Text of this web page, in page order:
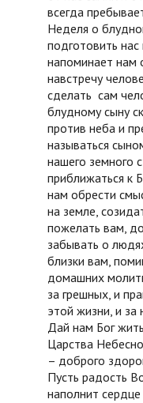
всегда
Неделя о
подготовить
напоминает нам
навстречу
сделать сам
блудному сыну
против неба и
называться
нашего земного
приближаться к
нам обрести
на земле,
пожелать вам,
забывать о
близки вам,
домашних
за грешных, и
этой жизни, и за
Дай нам Бог
Царства
– доброго
Пусть радость
наполнит